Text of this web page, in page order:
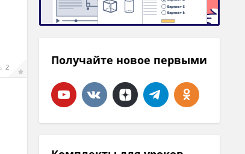
2 Получайте новое первыми